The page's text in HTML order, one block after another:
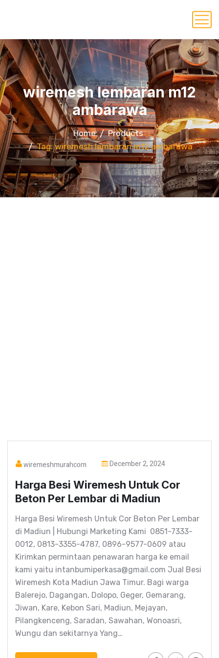
wiremesh lembaran m12
ambarawa
Home
Products
Tag: wiremesh lembaran m12 ambarawa
wiremeshmurahcom December 2, 2024
Harga Besi Wiremesh Untuk Cor
Beton Per Lembar di Madiun
Harga Besi Wiremesh Untuk Cor Beton Per Lembar
di Madiun | Hubungi Marketing Kami 0851-7333-
0012, 0813-3355-4787, 0896-9577-0609 atau
Kirimkan permintaan penawaran harga ke email
kami yaitu intanbumiperkasa@gmail.com Jual Besi
Wiremesh Kota Madiun Jawa Timur. Bagi warga
Balerejo, Dagangan, Dolopo, Geger, Gemarang,
Jiwan, Kare, Kebon Sari, Madiun, Mejayan,
Pilangkenceng, Saradan, Sawahan, Wonoasri,
Wungu dan sekitarnya Yang…